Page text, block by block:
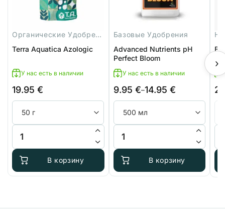
Органические Удобрения
Terra Aquatica Azologic
У нас есть в наличии
19.95 €
Количество товара Terra Aquatica Azologic
В корзину
Базовые Удобрения
Advanced Nutrients pH
Perfect Bloom
У нас есть в наличии
9.95 €–14.95 €
Диапазон
цен:
9.95 €
–
14.95 €
Количество товара Advanced
В корзину
›